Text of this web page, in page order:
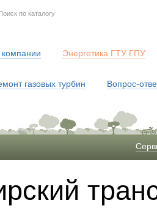
Энергетика ГТУ ГПУ
газовых турбин Вопрос-